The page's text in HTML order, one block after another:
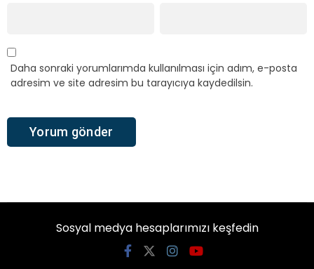
Daha sonraki yorumlarımda kullanılması için adım, e-posta
adresim ve site adresim bu tarayıcıya kaydedilsin.
Sosyal medya hesaplarımızı keşfedin